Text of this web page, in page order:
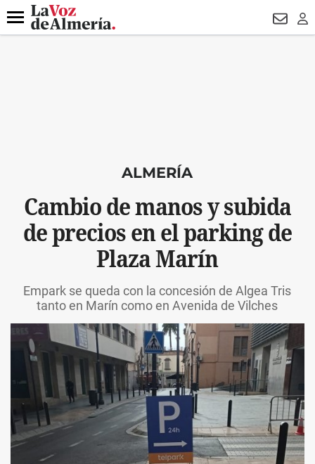
DESTACADO CONDENADOS
Menú
ALMERÍA
Cambio de manos y subida
de precios en el parking de
Plaza Marín
Empark se queda con la concesión de Algea Tris
tanto en Marín como en Avenida de Vilches